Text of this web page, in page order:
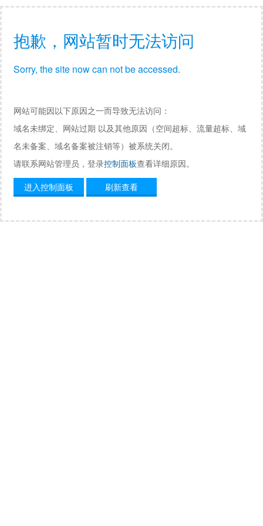
抱歉，网站暂时无法访问
Sorry, the site now can not be accessed.
网站可能因以下原因之一而导致无法访问：
域名未绑定、网站过期 以及其他原因（空间超标、流量超标、域
名未备案、域名备案被注销等）被系统关闭。
请联系网站管理员，登录控制面板查看详细原因。
进入控制面板
刷新查看